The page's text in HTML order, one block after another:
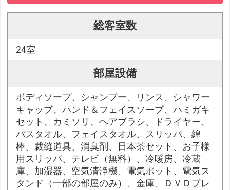
総客室数
24室
部屋設備
ボディソープ、シャンプー、リンス、シャワー
キャップ、ハンド＆フェイスソープ、ハミガキ
セット、カミソリ、ヘアブラシ、ドライヤー、
バスタオル、フェイスタオル、スリッパ、綿
棒、裁縫道具、消臭剤、日本茶セット、お子様
用スリッパ、テレビ（無料）、冷暖房、冷蔵
庫、加湿器、空気清浄機、電気ポット、電気ス
タンド（一部の部屋のみ）、金庫、ＤＶＤプレ